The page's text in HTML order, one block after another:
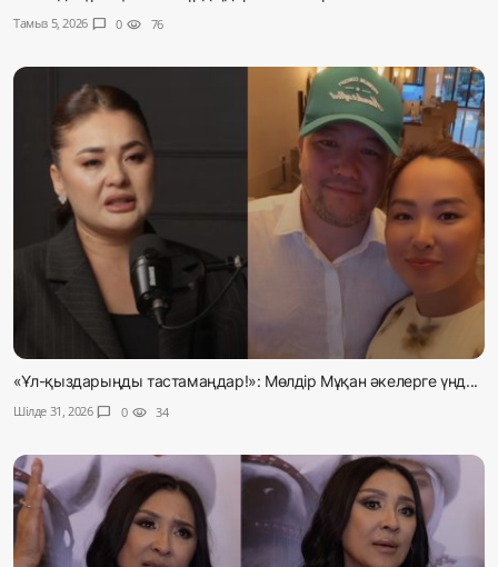
Тамыз 5, 2026 chat_bubble 0 visibility 76
«Ұл-қыздарыңды тастамаңдар!»: Мөлдір Мұқан әкелерге үнд...
Шілде 31, 2026 chat_bubble 0 visibility 34